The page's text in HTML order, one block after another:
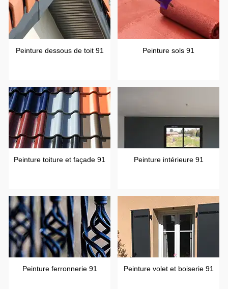
Peinture dessous de toit 91 Peinture sols 91
Peinture toiture et façade 91 Peinture intérieure 91
Peinture ferronnerie 91 Peinture volet et boiserie 91